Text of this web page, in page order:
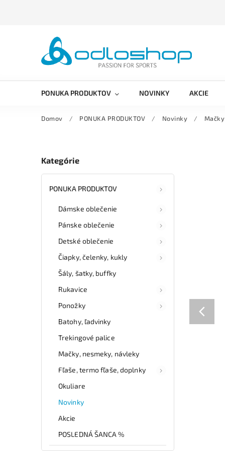
PONUKA PRODUKTOV NOVINKY AKCIE
Domov / PONUKA PRODUKTOV / Novinky /
Kategórie
PONUKA PRODUKTOV
Dámske oblečenie
Pánske oblečenie
Detské oblečenie
Čiapky, čelenky, kukly
Šály, šatky, buffky
Rukavice
Ponožky
Batohy, ľadvinky
Trekingové palice
Mačky, nesmeky, návleky
Fľaše, termo fľaše, doplnky
Okuliare
Novinky
Akcie
POSLEDNÁ ŠANCA %